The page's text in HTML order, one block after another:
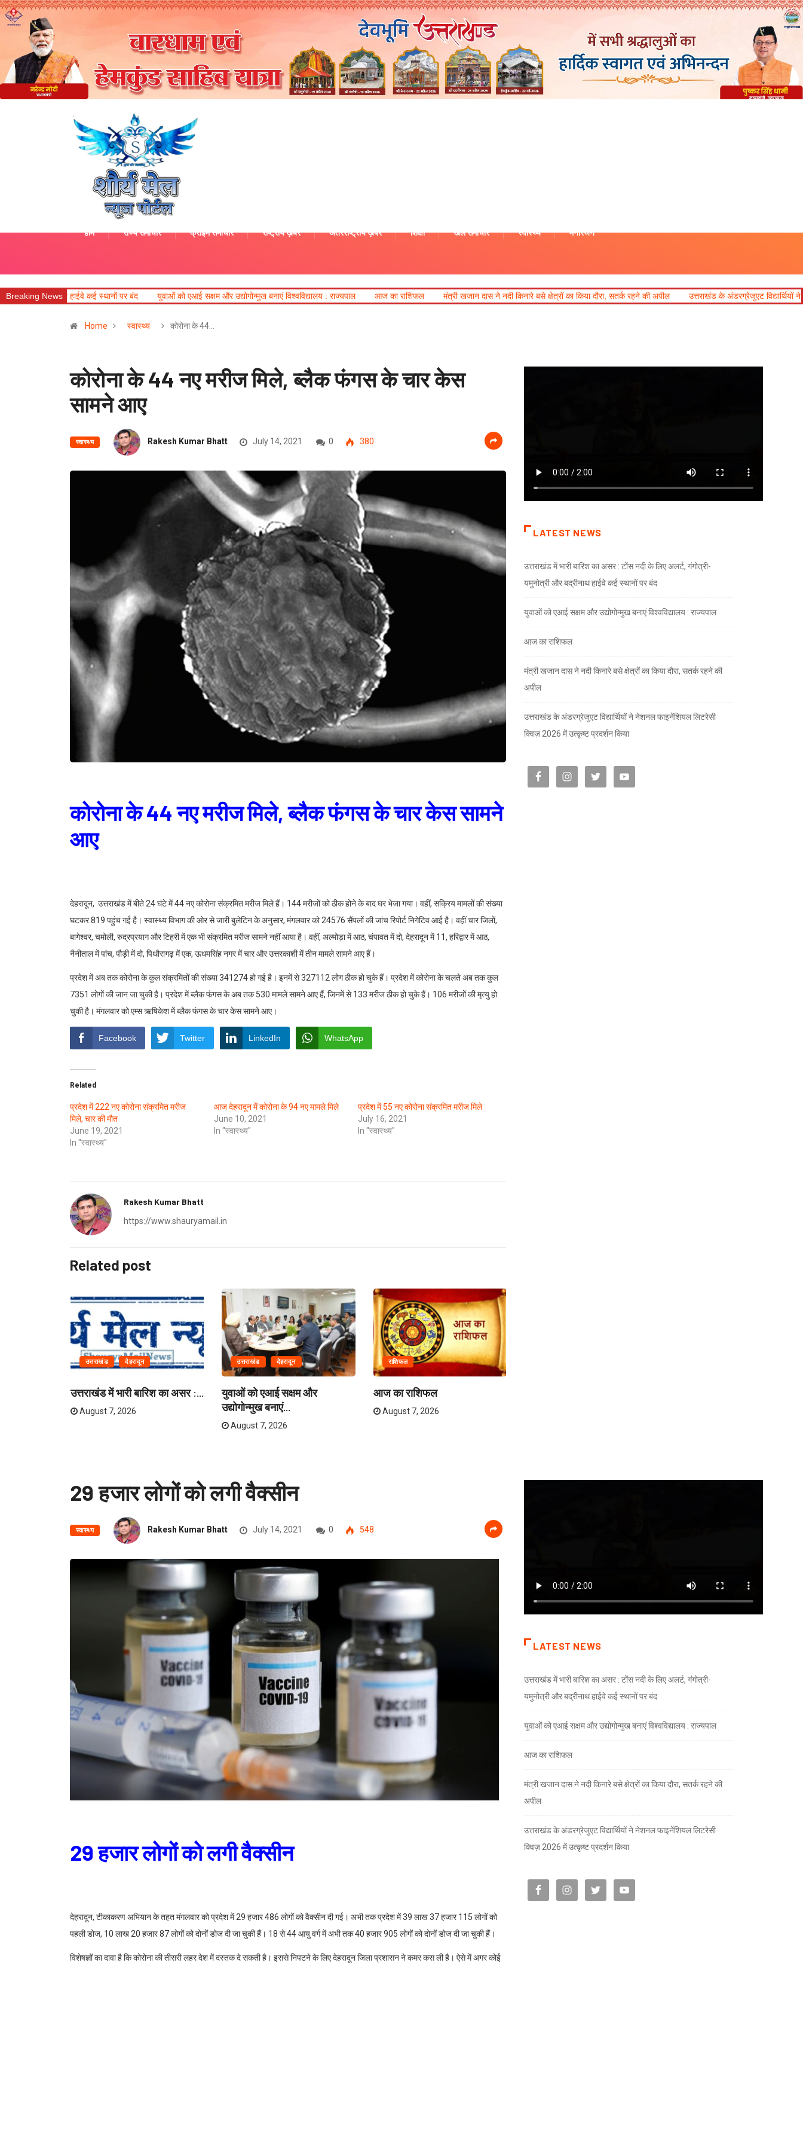
होम राज्य समाचार क्राइम समाचार राष्ट्रीय ख़बरें अंतरराष्ट्रीय ख़बरें शिक्षा खेल समाचार स्वास्थ्य मनोरंजन
Breaking News
कई स्थानों पर बंद युवाओं को एआई सक्षम और उद्योगोन्मुख बनाएं विश्वविद्यालय : राज्यपाल आज का राशिफल मंत्री खजान दास ने नदी किनारे बसे क्षेत्रों का किया दौरा, सतर्क रहने की अपील उत्तराखंड के अंडरग्रेजुएट विद्यार्थियों ने नेशनल फाइनेंशियल
Home स्वास्थ्य कोरोना के 44…
कोरोना के 44 नए मरीज मिले, ब्लैक फंगस के चार केस
सामने आए
स्वास्थ्य Rakesh Kumar Bhatt July 14, 2021 0 380
कोरोना के 44 नए मरीज मिले, ब्लैक फंगस के चार केस सामने
आए
देहरादून, उत्तराखंड में बीते 24 घंटे में 44 नए कोरोना संक्रमित मरीज मिले हैं। 144 मरीजों को ठीक होने के बाद घर भेजा गया। वहीं, सक्रिय मामलों की संख्या
घटकर 819 पहुंच गई है। स्वास्थ्य विभाग की ओर से जारी बुलेटिन के अनुसार, मंगलवार को 24576 सैंपलों की जांच रिपोर्ट निगेटिव आई है। वहीं चार जिलों,
बागेश्वर, चमोली, रुद्रप्रयाग और टिहरी में एक भी संक्रमित मरीज सामने नहीं आया है। वहीं, अल्मोड़ा में आठ, चंपावत में दो, देहरादून में 11, हरिद्वार में आठ,
नैनीताल में पांच, पौड़ी में दो, पिथौरागढ़ में एक, ऊधमसिंह नगर में चार और उत्तरकाशी में तीन मामले सामने आए हैं।
प्रदेश में अब तक कोरोना के कुल संक्रमितों की संख्या 341274 हो गई है। इनमें से 327112 लोग ठीक हो चुके हैं। प्रदेश में कोरोना के चलते अब तक कुल
7351 लोगों की जान जा चुकी है। प्रदेश में ब्लैक फंगस के अब तक 530 मामले सामने आए हैं, जिनमें से 133 मरीज ठीक हो चुके हैं। 106 मरीजों की मृत्यु हो
चुकी है। मंगलवार को एम्स ऋषिकेश में ब्लैक फंगस के चार केस सामने आए।
Facebook Twitter LinkedIn WhatsApp
Related
प्रदेश में 222 नए कोरोना संक्रमित मरीज
मिले, चार की मौत
June 19, 2021
In "स्वास्थ्य"
आज देहरादून में कोरोना के 94 नए मामले मिले
June 10, 2021
In "स्वास्थ्य"
प्रदेश में 55 नए कोरोना संक्रमित मरीज मिले
July 16, 2021
In "स्वास्थ्य"
Rakesh Kumar Bhatt
https://www.shauryamail.in
Related post
उत्तराखंड देहरादून
उत्तराखंड में भारी बारिश का असर :...
August 7, 2026
उत्तराखंड देहरादून
युवाओं को एआई सक्षम और
उद्योगोन्मुख बनाएं...
August 7, 2026
राशिफल
आज का राशिफल
August 7, 2026
LATEST NEWS
उत्तराखंड में भारी बारिश का असर : टोंस नदी के लिए अलर्ट, गंगोत्री-
यमुनोत्री और बद्रीनाथ हाईवे कई स्थानों पर बंद
युवाओं को एआई सक्षम और उद्योगोन्मुख बनाएं विश्वविद्यालय : राज्यपाल
आज का राशिफल
मंत्री खजान दास ने नदी किनारे बसे क्षेत्रों का किया दौरा, सतर्क रहने की
अपील
उत्तराखंड के अंडरग्रेजुएट विद्यार्थियों ने नेशनल फाइनेंशियल लिटरेसी
क्विज़ 2026 में उत्कृष्ट प्रदर्शन किया
29 हजार लोगों को लगी वैक्सीन
स्वास्थ्य Rakesh Kumar Bhatt July 14, 2021 0 548
29 हजार लोगों को लगी वैक्सीन
देहरादून, टीकाकरण अभियान के तहत मंगलवार को प्रदेश में 29 हजार 486 लोगों को वैक्सीन दी गई। अभी तक प्रदेश में 39 लाख 37 हजार 115 लोगों को
पहली डोज, 10 लाख 20 हजार 87 लोगों को दोनों डोज दी जा चुकी हैं। 18 से 44 आयु वर्ग में अभी तक 40 हजार 905 लोगों को दोनों डोज दी जा चुकी हैं।
विशेषज्ञों का दावा है कि कोरोना की तीसरी लहर देश में दस्तक दे सकती है। इससे निपटने के लिए देहरादून जिला प्रशासन ने कमर कस ली है। ऐसे में अगर कोई
LATEST NEWS
उत्तराखंड में भारी बारिश का असर : टोंस नदी के लिए अलर्ट, गंगोत्री-
यमुनोत्री और बद्रीनाथ हाईवे कई स्थानों पर बंद
युवाओं को एआई सक्षम और उद्योगोन्मुख बनाएं विश्वविद्यालय : राज्यपाल
आज का राशिफल
मंत्री खजान दास ने नदी किनारे बसे क्षेत्रों का किया दौरा, सतर्क रहने की
अपील
उत्तराखंड के अंडरग्रेजुएट विद्यार्थियों ने नेशनल फाइनेंशियल लिटरेसी
क्विज़ 2026 में उत्कृष्ट प्रदर्शन किया